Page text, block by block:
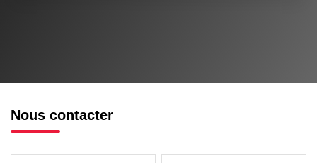
Nous contacter